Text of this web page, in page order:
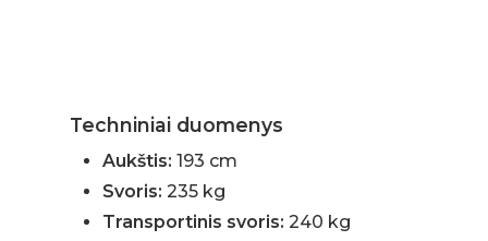
Techniniai duomenys
Aukštis: 193 cm
Svoris: 235 kg
Transportinis svoris: 240 kg